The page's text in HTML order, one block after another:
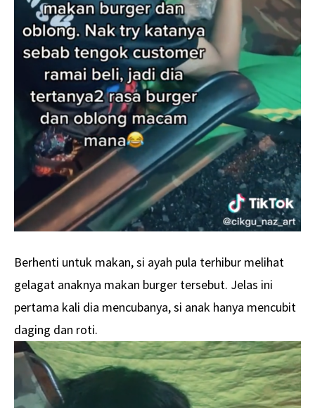
Berhenti untuk makan, si ayah pula terhibur melihat
gelagat anaknya makan burger tersebut. Jelas ini
pertama kali dia mencubanya, si anak hanya mencubit
daging dan roti.